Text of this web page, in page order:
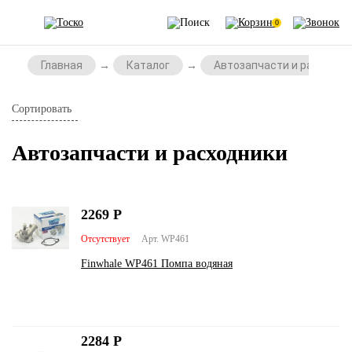
0
Главная Каталог Автозапчасти и
Сортировать
Автозапчасти и расходники
Арт. WP461
Отсутствует
Finwhale WP461 Помпа водяная
2269 Р
2284 Р